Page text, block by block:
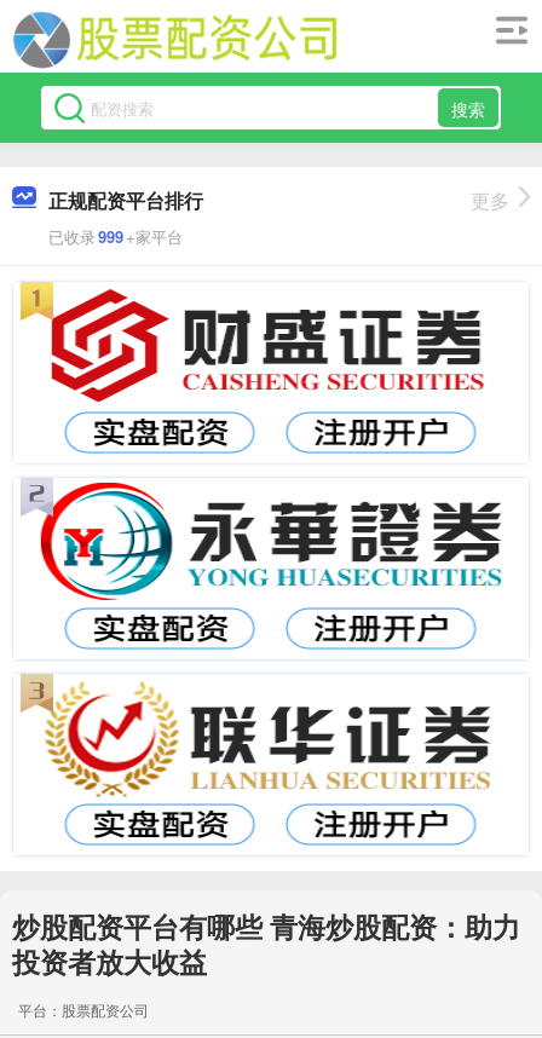
搜索
正规配资平台排行
已收录999+家平台
更多
炒股配资平台有哪些 青海炒股配资：助力
投资者放大收益
平台：股票配资公司